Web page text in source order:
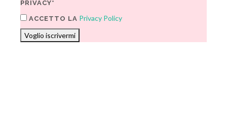
PRIVACY*
ACCETTO LA Privacy Policy
Voglio iscrivermi